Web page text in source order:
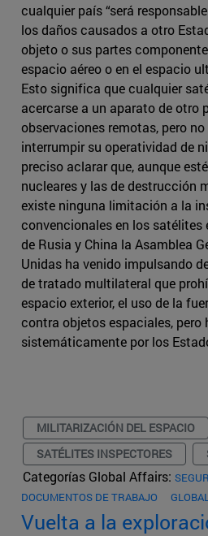
cualquier país “será
los daños causados a otro
objeto o sus partes
espacio aéreo o en el espacio
Esto significa que cualquier
acercarse a un aparato de otro
observaciones remotas, pero
interrumpir su operatividad de
preciso aclarar que, aunque
nucleares y las de destrucción
existe ninguna limitación a la
convencionales en los
de Rusia y China la Asamblea
Unidas ha venido impulsando
de tratado multilateral que
espacio exterior, el uso de la
contra objetos espaciales, pero
sistemáticamente por los
MILITARIZACIÓN DEL ESPACIO
SATÉLITES INSPECTORES
Categorías Global Affairs:
DOCUMENTOS DE TRABAJO
Vuelta a la